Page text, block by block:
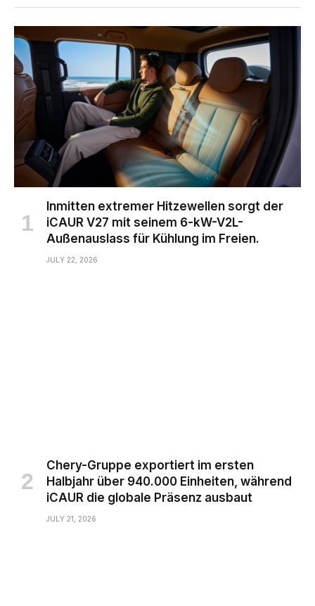
Inmitten extremer Hitzewellen sorgt der
iCAUR V27 mit seinem 6-kW-V2L-
Außenauslass für Kühlung im Freien.
JULY 22, 2026
Chery-Gruppe exportiert im ersten
Halbjahr über 940.000 Einheiten, während
iCAUR die globale Präsenz ausbaut
JULY 21, 2026